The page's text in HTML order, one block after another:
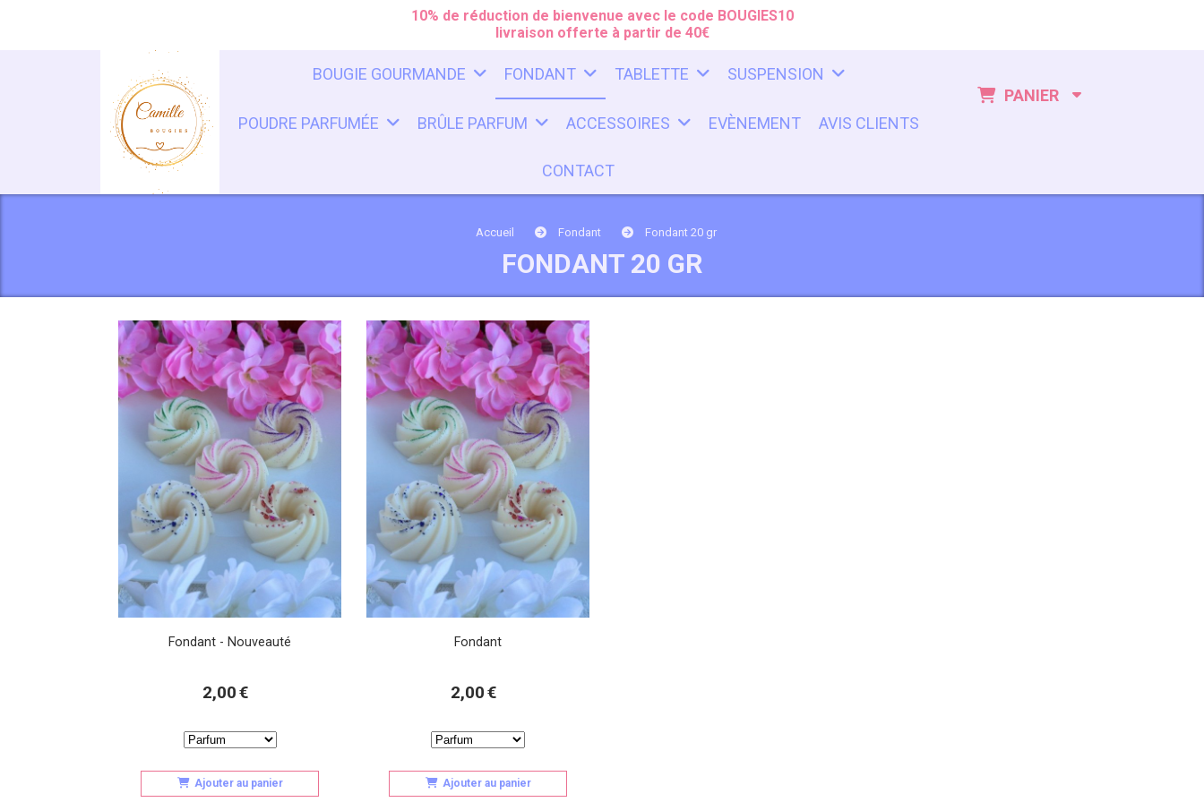
10% de réduction de bienvenue avec le code BOUGIES10
livraison offerte à partir de 40€
BOUGIE GOURMANDE FONDANT TABLETTE SUSPENSION
POUDRE PARFUMÉE BRÛLE PARFUM ACCESSOIRES EVÈNEMENT AVIS CLIENTS
CONTACT
PANIER
Accueil Fondant Fondant 20 gr
FONDANT 20 GR
Fondant - Nouveauté
2,00€
Ajouter au panier
Fondant
2,00€
Ajouter au panier